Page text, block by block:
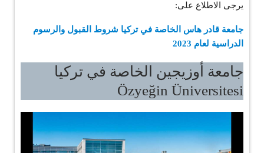
يرجى الاطلاع على:
جامعة قادر هاس الخاصة في تركيا شروط القبول والرسوم
الدراسية لعام 2023
جامعة أوزيجين الخاصة في تركيا
Özyeğin Üniversitesi